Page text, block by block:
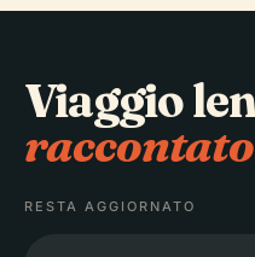
Viaggio
RESTA AGGIORNATO